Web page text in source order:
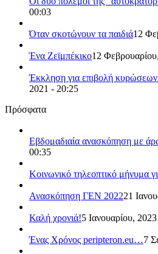
00:03
Όταν σκοτώνουν τα παιδιά12
Ένα Ζεϊμπέκικο12
Έκκληση για επιβολή
2021 - 20:25
Πρόσφατα
Εβδομαδιαία ανασκόπηση με
00:35
Κοινωνικό τηλεοπτικό μήνυμα
Ανασκόπηση ΓΕΝ 202221
Καλή χρονιά!5 Ιανουαρίου,
Ένας Χρόνος peripteron.eu…7